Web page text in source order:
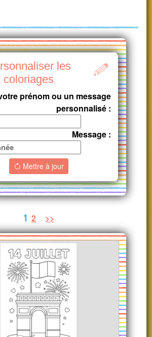
les
coloriages
prénom ou un message
personnalisé :
Message :
Mettre à jour
1 2 >>